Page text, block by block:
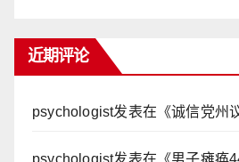
近期评论
psychologist发表在《诚信党州
psychologist发表在《男子瘫痪